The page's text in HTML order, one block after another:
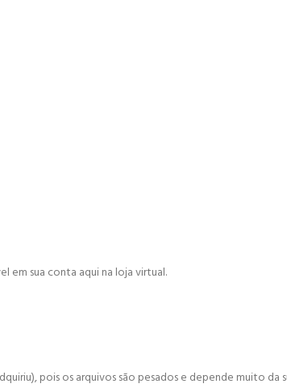
em sua conta aqui na loja virtual.
pois os arquivos são pesados e depende muito da